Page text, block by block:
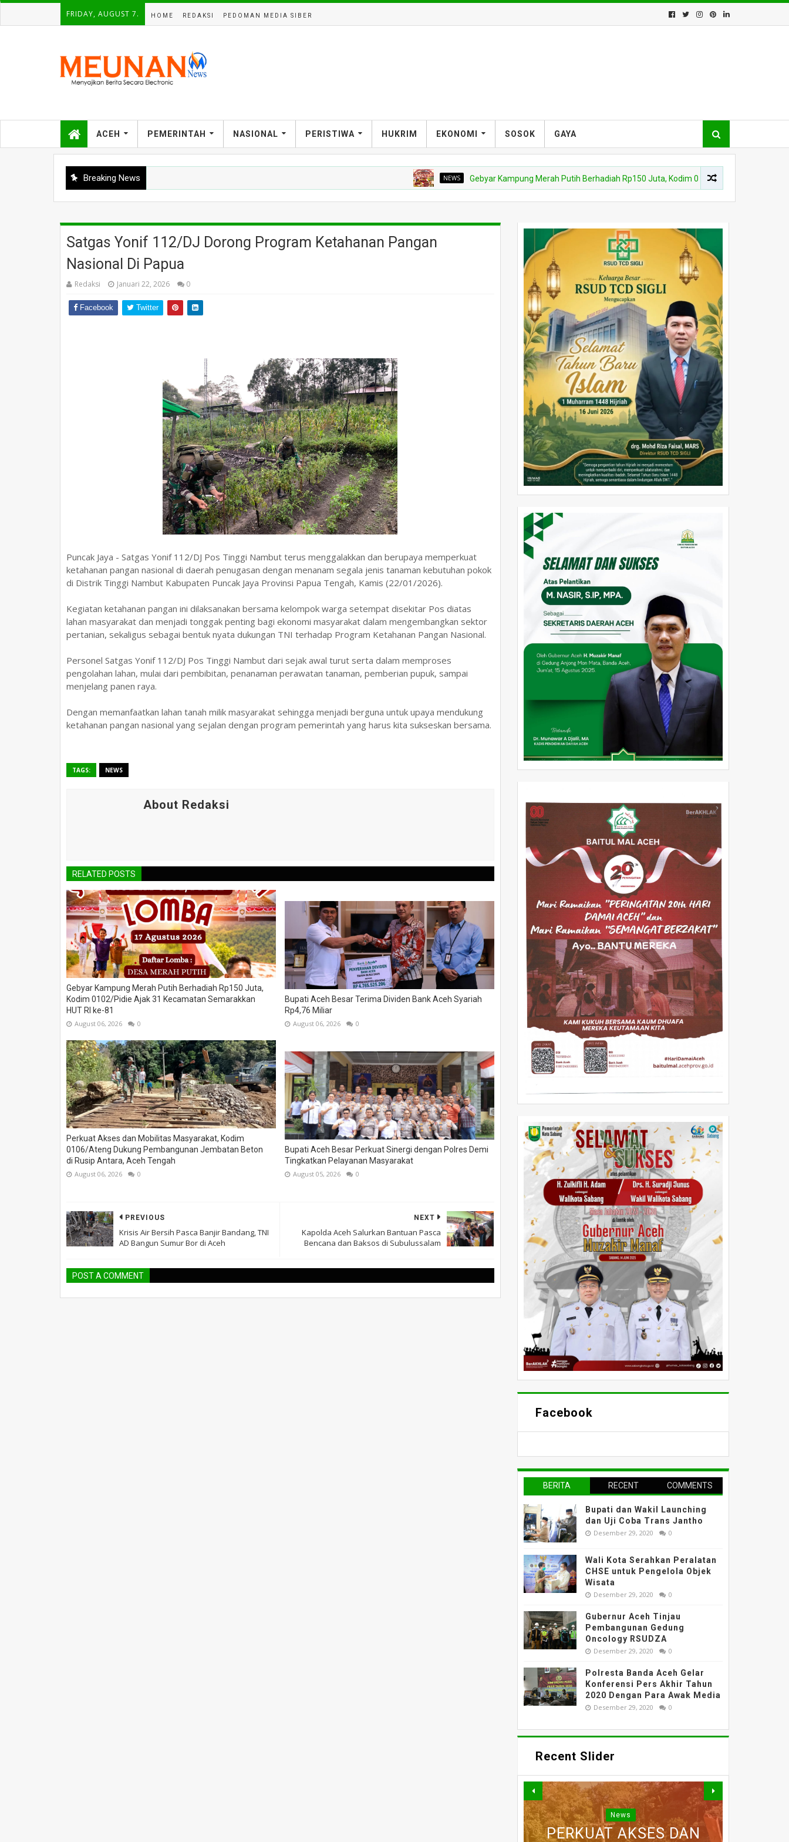
FRIDAY, AUGUST 7. HOME REDAKSI PEDOMAN MEDIA SIBER
ACEH PEMERINTAH NASIONAL PERISTIWA HUKRIM EKONOMI SOSOK GAYA
Breaking News NEWS Gebyar Kampung Merah Putih Berhadiah Rp150 Juta, Kodim 0102/Pidie Ajak 31 Kecamatan
Satgas Yonif 112/DJ Dorong Program Ketahanan Pangan
Nasional Di Papua
Redaksi Januari 22, 2026 0
Facebook Twitter
Puncak Jaya - Satgas Yonif 112/DJ Pos Tinggi Nambut terus menggalakkan dan berupaya memperkuat
ketahanan pangan nasional di daerah penugasan dengan menanam segala jenis tanaman kebutuhan pokok
di Distrik Tinggi Nambut Kabupaten Puncak Jaya Provinsi Papua Tengah, Kamis (22/01/2026).
Kegiatan ketahanan pangan ini dilaksanakan bersama kelompok warga setempat disekitar Pos diatas
lahan masyarakat dan menjadi tonggak penting bagi ekonomi masyarakat dalam mengembangkan sektor
pertanian, sekaligus sebagai bentuk nyata dukungan TNI terhadap Program Ketahanan Pangan Nasional.
Personel Satgas Yonif 112/DJ Pos Tinggi Nambut dari sejak awal turut serta dalam memproses
pengolahan lahan, mulai dari pembibitan, penanaman perawatan tanaman, pemberian pupuk, sampai
menjelang panen raya.
Dengan memanfaatkan lahan tanah milik masyarakat sehingga menjadi berguna untuk upaya mendukung
ketahanan pangan nasional yang sejalan dengan program pemerintah yang harus kita sukseskan bersama.
TAGS: NEWS
About Redaksi
RELATED POSTS
Gebyar Kampung Merah Putih Berhadiah Rp150 Juta,
Kodim 0102/Pidie Ajak 31 Kecamatan Semarakkan
HUT RI ke-81
August 06, 2026 0
Bupati Aceh Besar Terima Dividen Bank Aceh Syariah
Rp4,76 Miliar
August 06, 2026 0
Perkuat Akses dan Mobilitas Masyarakat, Kodim
0106/Ateng Dukung Pembangunan Jembatan Beton
di Rusip Antara, Aceh Tengah
August 06, 2026 0
Bupati Aceh Besar Perkuat Sinergi dengan Polres Demi
Tingkatkan Pelayanan Masyarakat
August 05, 2026 0
NEXT
Kapolda Aceh Salurkan Bantuan Pasca
Bencana dan Baksos di Subulussalam
PREVIOUS
Krisis Air Bersih Pasca Banjir Bandang, TNI
AD Bangun Sumur Bor di Aceh
POST A COMMENT
Facebook
BERITA
RECENT COMMENTS
Bupati dan Wakil Launching
dan Uji Coba Trans Jantho
Desember 29, 2020 0
Wali Kota Serahkan Peralatan
CHSE untuk Pengelola Objek
Wisata
Desember 29, 2020 0
Gubernur Aceh Tinjau
Pembangunan Gedung
Oncology RSUDZA
Desember 29, 2020 0
Polresta Banda Aceh Gelar
Konferensi Pers Akhir Tahun
2020 Dengan Para Awak Media
Desember 29, 2020 0
Recent Slider
News
PERKUAT AKSES DAN